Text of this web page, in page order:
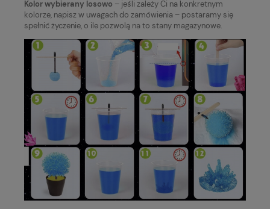
Kolor wybierany losowo – jeśli zależy Ci na konkretnym
kolorze, napisz w uwagach do zamówienia – postaramy się
spełnić życzenie, o ile pozwolą na to stany magazynowe.